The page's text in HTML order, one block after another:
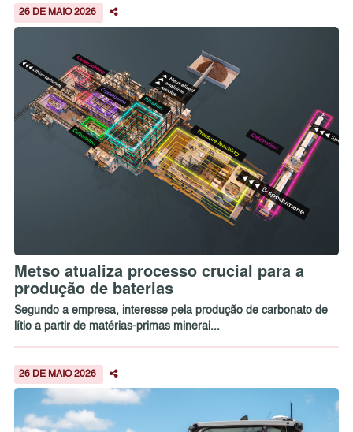
26 DE MAIO 2026
Metso atualiza processo crucial para a
produção de baterias
Segundo a empresa, interesse pela produção de carbonato de
lítio a partir de matérias-primas minerai...
26 DE MAIO 2026